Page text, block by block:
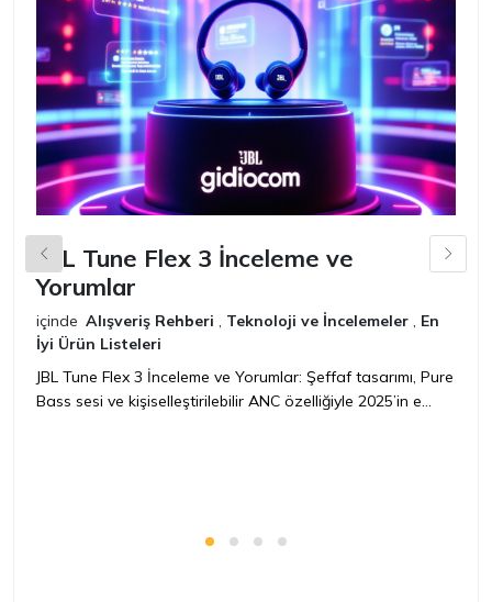
JBL Tune Flex 3 İnceleme ve
Yorumlar
içinde Alışveriş Rehberi , Teknoloji ve İncelemeler , En
İyi Ürün Listeleri
JBL Tune Flex 3 İnceleme ve Yorumlar: Şeffaf tasarımı, Pure
Bass sesi ve kişiselleştirilebilir ANC özelliğiyle 2025’in e...